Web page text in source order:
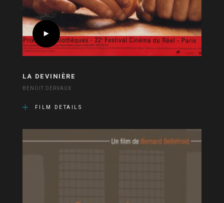
LA DEVINIÈRE
BENOIT DERVAUX
FILM DETAILS